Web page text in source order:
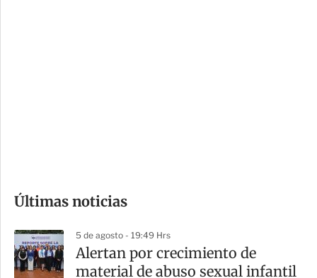
m
a
r
Últimas noticias
5 de agosto - 19:49 Hrs
Alertan por crecimiento de
material de abuso sexual infantil